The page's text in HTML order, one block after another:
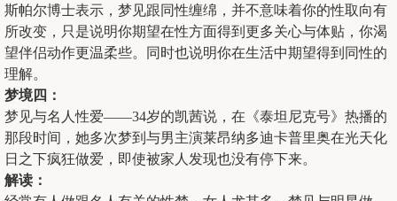
斯帕尔博士表示，梦见跟同性缠绵，并不意味着你的性取向有
所改变，只是说明你期望在性方面得到更多关心与体贴，你渴
望伴侣动作更温柔些。同时也说明你在生活中期望得到同性的
理解。
梦境四：
梦见与名人性爱——34岁的凯茜说，在《泰坦尼克号》热播的
那段时间，她多次梦到与男主演莱昂纳多迪卡普里奥在光天化
日之下疯狂做爱，即使被家人发现也没有停下来。
解读：